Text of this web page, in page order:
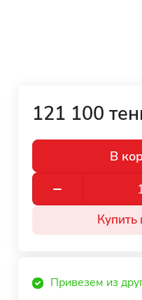
121 100
В
Купить
Привезем из